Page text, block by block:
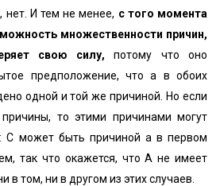
И тем не менее, с того момента
множественности причин,
свою силу, потому что оно
предположение, что а в обоих
одной и той же причиной. Но если
то этими причинами могут
С может быть причиной а в первом
так что окажется, что А не имеет
в том, ни в другом из этих случаев.